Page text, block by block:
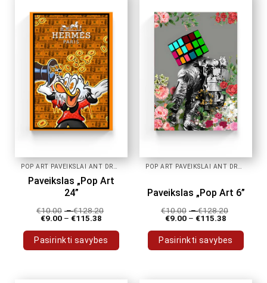
Paveikslas „Pop Art
24”
€10.00 –€128.20
€9.00 – €115.38
Pasirinkti savybes
Paveikslas „Pop Art 6”
€10.00 –€128.20
€9.00 – €115.38
Pasirinkti savybes